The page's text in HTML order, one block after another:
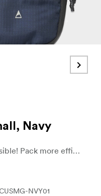
Navy
Pack more than you think is possible! Pack more efficiently with the small Gomatic Packing Cube.
NVY01